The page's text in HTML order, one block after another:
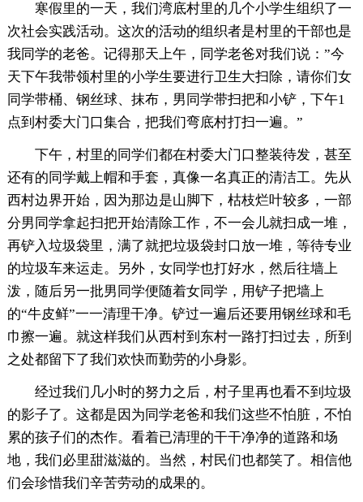
寒假里的一天，我们湾底村里的几个小学生组织了一
次社会实践活动。这次的活动的组织者是村里的干部也是
我同学的老爸。记得那天上午，同学老爸对我们说：”今
天下午我带领村里的小学生要进行卫生大扫除，请你们女
同学带桶、钢丝球、抹布，男同学带扫把和小铲，下午1
点到村委大门口集合，把我们弯底村打扫一遍。”
下午，村里的同学们都在村委大门口整装待发，甚至
还有的同学戴上帽和手套，真像一名真正的清洁工。先从
西村边界开始，因为那边是山脚下，枯枝烂叶较多，一部
分男同学拿起扫把开始清除工作，不一会儿就扫成一堆，
再铲入垃圾袋里，满了就把垃圾袋封口放一堆，等待专业
的垃圾车来运走。另外，女同学也打好水，然后往墙上
泼，随后另一批男同学便随着女同学，用铲子把墙上
的“牛皮鲜”一一清理干净。铲过一遍后还要用钢丝球和毛
巾擦一遍。就这样我们从西村到东村一路打扫过去，所到
之处都留下了我们欢快而勤劳的小身影。
经过我们几小时的努力之后，村子里再也看不到垃圾
的影子了。这都是因为同学老爸和我们这些不怕脏，不怕
累的孩子们的杰作。看着已清理的干干净净的道路和场
地，我们必里甜滋滋的。当然，村民们也都笑了。相信他
们会珍惜我们辛苦劳动的成果的。